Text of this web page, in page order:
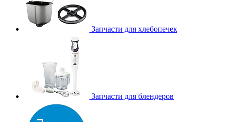
Запчасти для хлебопечек
Запчасти для блендеров